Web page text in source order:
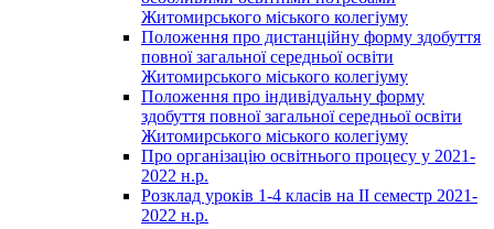
Житомирського міського колегіуму
Положення про дистанційну форму здобуття
повної загальної середньої освіти
Житомирського міського колегіуму
Положення про індивідуальну форму
здобуття повної загальної середньої освіти
Житомирського міського колегіуму
Про організацію освітнього процесу у 2021-
2022 н.р.
Розклад уроків 1-4 класів на ІІ семестр 2021-
2022 н.р.